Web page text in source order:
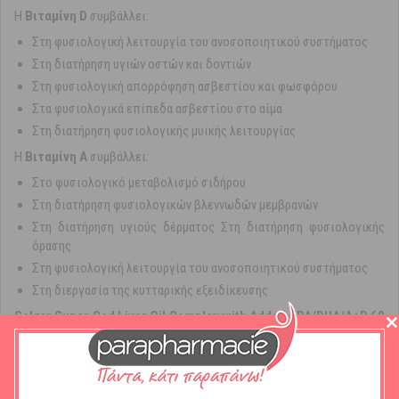
Η Βιταμίνη D συμβάλλει:
Στη φυσιολογική λειτουργία του ανοσοποιητικού συστήματος
Στη διατήρηση υγιών οστών και δοντιών
Στη φυσιολογική απορρόφηση ασβεστίου και φωσφόρου
Στα φυσιολογικά επίπεδα ασβεστίου στο αίμα
Στη διατήρηση φυσιολογικής μυϊκής λειτουργίας
Η Βιταμίνη A συμβάλλει:
Στο φυσιολογικό μεταβολισμό σιδήρου
Στη διατήρηση φυσιολογικών βλεννωδών μεμβρανών
Στη διατήρηση υγιούς δέρματος Στη διατήρηση φυσιολογικής
όρασης
Στη φυσιολογική λειτουργία του ανοσοποιητικού συστήματος
Στη διεργασία της κυτταρικής εξειδίκευσης
Solgar Super Cod Liver Oil Complex with Added EPA/DHA/A+D 60
Μαλακές Κάψουλες